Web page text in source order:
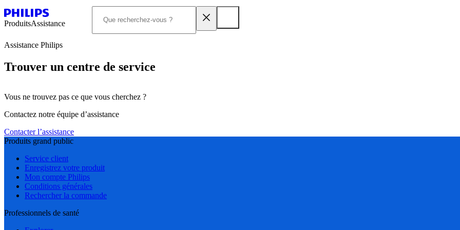
ProduitsAssistance
Assistance Philips
Trouver un centre de service
Vous ne trouvez pas ce que vous cherchez ?
Contactez notre équipe d’assistance
Contacter l’assistance
Produits grand public
Service client
Enregistrez votre produit
Mon compte Philips
Conditions générales
Rechercher la commande
Professionnels de santé